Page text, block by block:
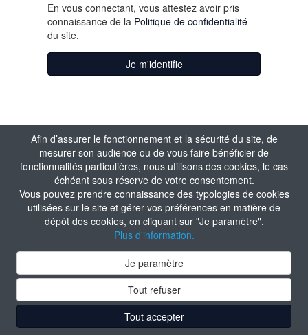
Afin d’assurer le fonctionnement et la sécurité du site, de
mesurer son audience ou de vous faire bénéficier de
fonctionnalités particulières, nous utilisons des cookies, le cas
échéant sous réserve de votre consentement.
Vous pouvez prendre connaissance des typologies de cookies
utilisées sur le site et gérer vos préférences en matière de
dépôt des cookies, en cliquant sur "Je paramètre".
Plus d'information.
Je paramètre
Tout refuser
Tout accepter
En vous connectant, vous attestez avoir pris
connaissance de la Politique de confidentialité
du site.
Je m'identifie